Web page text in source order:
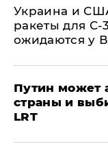
Украина и
ракеты для С-
ожидаются у
Путин может
страны и
LRT